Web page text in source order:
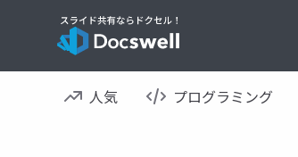
人気 プログラミング